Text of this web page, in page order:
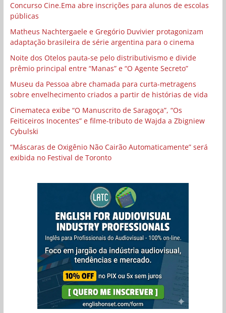
Concurso Cine.Ema abre inscrições para alunos de escolas
públicas
Matheus Nachtergaele e Gregório Duvivier protagonizam
adaptação brasileira de série argentina para o cinema
Noite dos Otelos pauta-se pelo distributivismo e divide
prêmio principal entre “Manas” e “O Agente Secreto”
Museu da Pessoa abre chamada para curta-metragens
sobre envelhecimento criados a partir de histórias de vida
Cinemateca exibe “O Manuscrito de Saragoça”, “Os
Feiticeiros Inocentes” e filme-tributo de Wajda a Zbigniew
Cybulski
“Máscaras de Oxigênio Não Cairão Automaticamente” será
exibida no Festival de Toronto